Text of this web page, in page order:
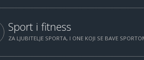
Sport i fitness
ZA LJUBITELJE SPORTA, I ONE KOJI SE BAVE